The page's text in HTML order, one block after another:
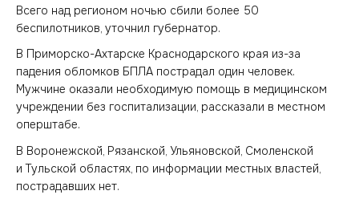
Всего над регионом ночью сбили более 50
беспилотников, уточнил губернатор.
В Приморско-Ахтарске Краснодарского края из-за
падения обломков БПЛА пострадал один человек.
Мужчине оказали необходимую помощь в медицинском
учреждении без госпитализации, рассказали в местном
оперштабе.
В Воронежской, Рязанской, Ульяновской, Смоленской
и Тульской областях, по информации местных властей,
пострадавших нет.